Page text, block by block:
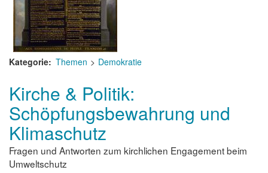
Kategorie Themen Demokratie
Kirche & Politik:
Schöpfungsbewahrung und
Klimaschutz
Fragen und Antworten zum kirchlichen Engagement beim
Umweltschutz